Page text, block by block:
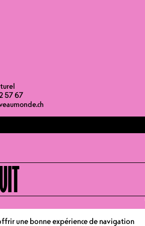
57 67
une bonne expérience de navigation